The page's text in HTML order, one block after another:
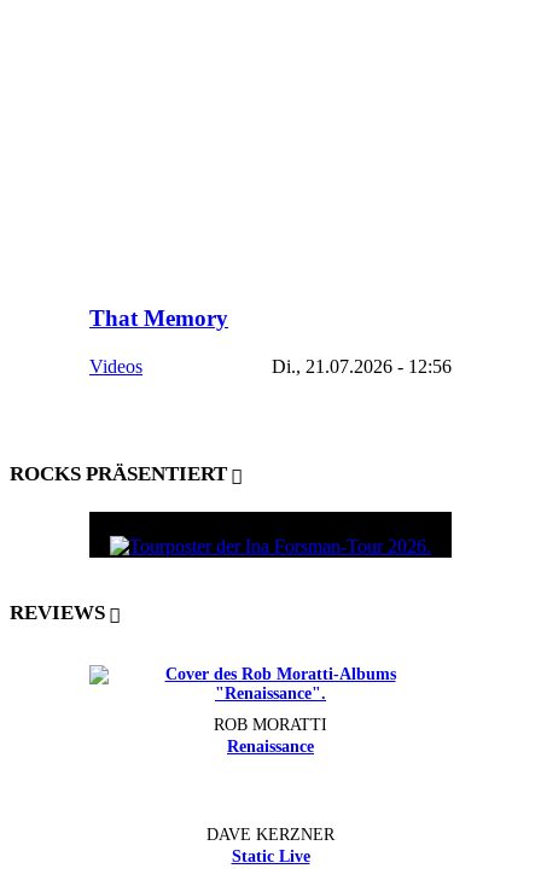
That Memory
Videos Di., 21.07.2026 - 12:56
ROCKS PRÄSENTIERT
REVIEWS
ROB MORATTI
Renaissance
DAVE KERZNER
Static Live